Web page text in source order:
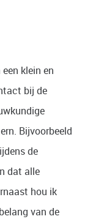
klein en
bij de
Bijvoorbeeld
de
dat alle
hou ik
van de